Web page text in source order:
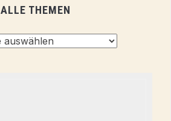
ALLE THEMEN